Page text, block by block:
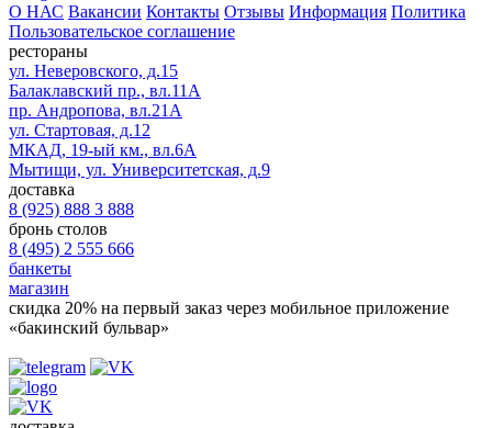
О НАС Вакансии Контакты Отзывы Информация Политика
Пользовательское соглашение
рестораны
ул. Неверовского, д.15
Балаклавский пр., вл.11А
пр. Андропова, вл.21А
ул. Стартовая, д.12
МКАД, 19-ый км., вл.6А
Мытищи, ул. Университетская, д.9
доставка
8 (925) 888 3 888
бронь столов
8 (495) 2 555 666
банкеты
магазин
скидка 20% на первый заказ через мобильное приложение
«бакинский бульвар»